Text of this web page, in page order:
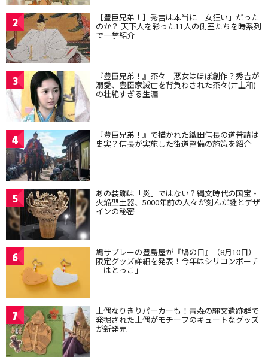
2 【豊臣兄弟！】秀吉は本当に「女狂い」だった
のか？ 天下人を彩った11人の側室たちを時系列
で一挙紹介
3 『豊臣兄弟！』茶々＝悪女はほぼ創作？秀吉が
溺愛、豊臣家滅亡を背負わされた茶々(井上和)
の壮絶すぎる生涯
4 『豊臣兄弟！』で描かれた織田信長の道普請は
史実？信長が実施した街道整備の施策を紹介
5 あの装飾は「炎」ではない？縄文時代の国宝・
火焔型土器、5000年前の人々が刻んだ謎とデザ
インの秘密
6 鳩サブレーの豊島屋が『鳩の日』（8月10日）
限定グッズ詳細を発表！今年はシリコンポーチ
「はとっこ」
7 土偶なりきりパーカーも！青森の縄文遺跡群で
発掘された土偶がモチーフのキュートなグッズ
が新発売